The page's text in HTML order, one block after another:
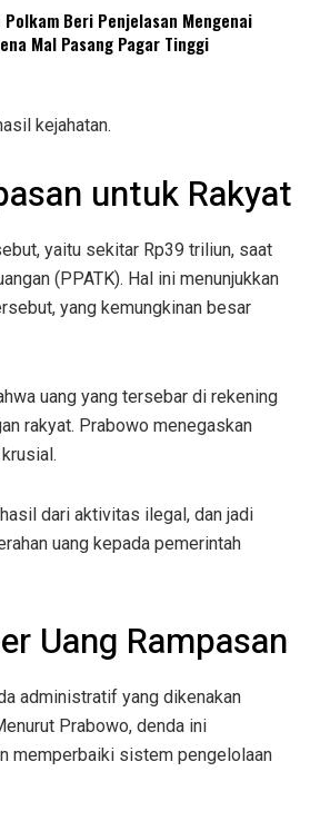
Polkam Beri Penjelasan Mengenai
Mal Pasang Pagar Tinggi
kejahatan.
untuk Rakyat
yaitu sekitar Rp39 triliun, saat
(PPATK). Hal ini menunjukkan
yang kemungkinan besar
uang yang tersebar di rekening
rakyat. Prabowo menegaskan
dari aktivitas ilegal, dan jadi
uang kepada pemerintah
Uang Rampasan
administratif yang dikenakan
Prabowo, denda ini
memperbaiki sistem pengelolaan